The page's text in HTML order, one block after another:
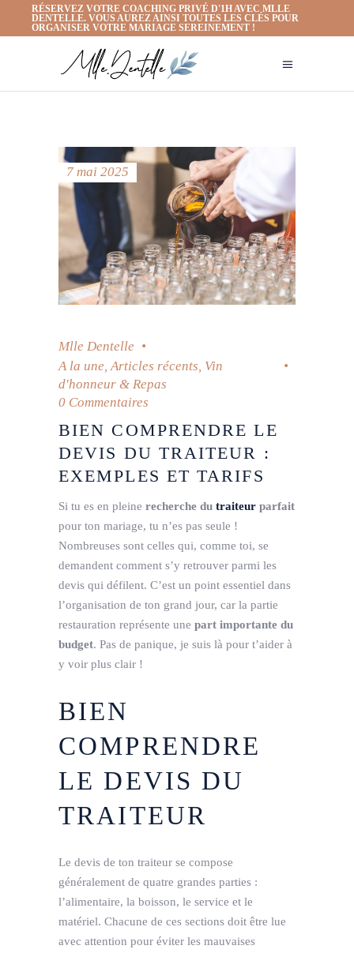
RÉSERVEZ VOTRE COACHING PRIVÉ D'1H AVEC MLLE
DENTELLE. VOUS AUREZ AINSI TOUTES LES CLÉS POUR
ORGANISER VOTRE MARIAGE SEREINEMENT !
7 mai 2025
Mlle Dentelle
A la une,Articles récents, Vin
d'honneur & Repas
0 Commentaires
BIEN COMPRENDRE LE
DEVIS DU TRAITEUR :
EXEMPLES ET TARIFS
Si tu es en pleine recherche du traiteur parfait
pour ton mariage, tu n’es pas seule !
Nombreuses sont celles qui, comme toi, se
demandent comment s’y retrouver parmi les
devis qui défilent. C’est un point essentiel dans
l’organisation de ton grand jour, car la partie
restauration représente une part importante du
budget. Pas de panique, je suis là pour t’aider à
y voir plus clair !
BIEN
COMPRENDRE
LE DEVIS DU
TRAITEUR
Le devis de ton traiteur se compose
généralement de quatre grandes parties :
l’alimentaire, la boisson, le service et le
matériel. Chacune de ces sections doit être lue
avec attention pour éviter les mauvaises